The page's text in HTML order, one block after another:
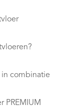
combinatie
PREMIUM